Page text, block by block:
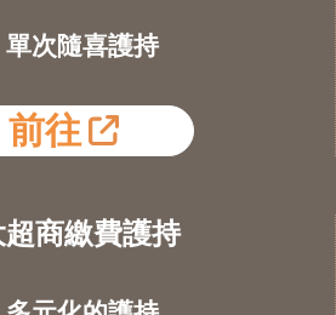
單次隨喜護持
前往
超商繳費護持